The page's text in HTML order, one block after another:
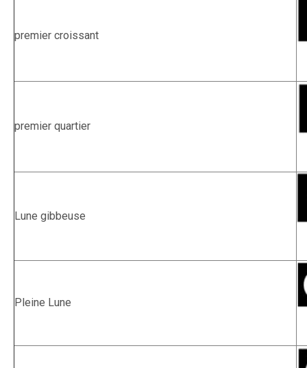
premier croissant
premier quartier
Lune gibbeuse
Pleine Lune